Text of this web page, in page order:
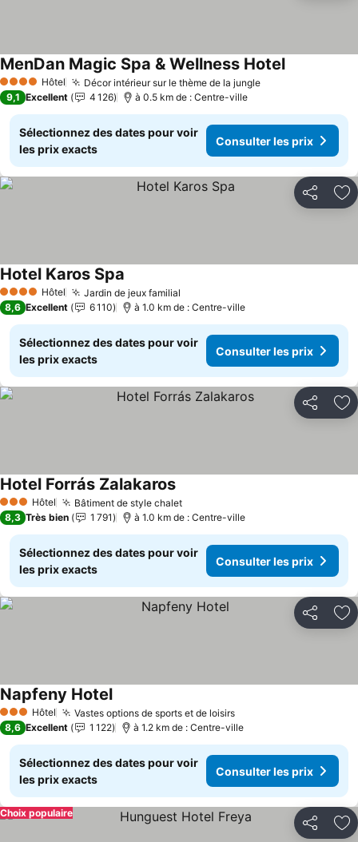
4 Étoiles Hôtel Décor intérieur sur le thème de la jungleConsulter les
MenDan Magic Spa & Wellness HotelConsulter
9,1 Excellent 4 126 à 0.5 km de : Centre-ville
Sélectionnez des dates pour voir
les prix exacts
Consulter les prix
Partager
4 Étoiles Hôtel Jardin de jeux familial
Hotel Karos Spa
8,6 Excellent 6 110 à 1.0 km de : Centre-ville
Sélectionnez des dates pour voir
les prix exacts
Consulter les prix
Partager
3 ÉtoilesHôtel Bâtiment de style chaletConsulter les prix
Hotel Forrás ZalakarosConsulter les prix
8,3 Très bien 1 791 à 1.0 km de : Centre-ville
Sélectionnez des dates pour voir
les prix exacts
Consulter les prix
Partager
3 ÉtoilesHôtel Vastes options de sports et de loisirsConsulter les prix
Napfeny HotelConsulter les prix
8,6 Excellent 1 122 à 1.2 km de : Centre-ville
Sélectionnez des dates pour voir
les prix exacts
Consulter les prix
Partager
Choix populaire